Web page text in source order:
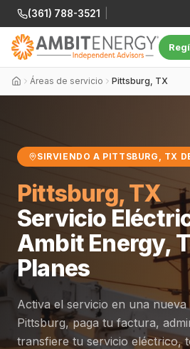
(361) 788-3521
Áreas de servicio Pittsburg, TX
SIRVIENDO A PITTSBURG, TX
Pittsburg, TX
Servicio
Ambit Energy,
Planes
Activa el servicio en una
Pittsburg, paga tu factura,
transfiere tu servicio eléctrico,